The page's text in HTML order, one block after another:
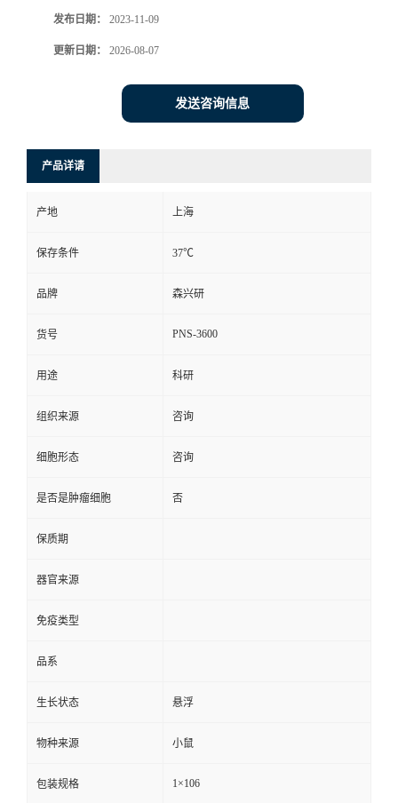
发布日期： 2023-11-09
更新日期： 2026-08-07
发送咨询信息
产品详请
产地 上海
保存条件 37℃
品牌 森兴研
货号 PNS-3600
用途 科研
组织来源 咨询
细胞形态 咨询
是否是肿瘤细胞 否
保质期
器官来源
免疫类型
品系
生长状态 悬浮
物种来源 小鼠
包装规格 1×106